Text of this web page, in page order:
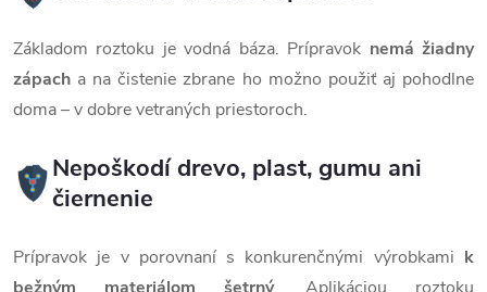
Základom roztoku je vodná báza. Prípravok nemá žiadny
zápach a na čistenie zbrane ho možno použiť aj pohodlne
doma – v dobre vetraných priestoroch.
Nepoškodí drevo, plast, gumu ani
čiernenie
Prípravok je v porovnaní s konkurenčnými výrobkami k